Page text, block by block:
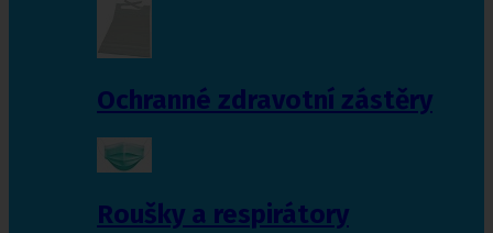
Ochranné zdravotní zástěry
Roušky a respirátory